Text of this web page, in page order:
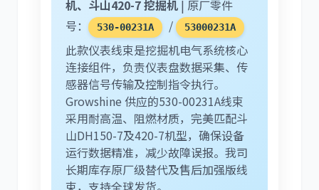
尼桑 依维柯
机、斗山420-7 挖掘机 | 原厂零件
号：
530-00231A / 53000231A
此款仪表线束是挖掘机电气系统核心
连接组件，负责仪表盘数据采集、传
感器信号传输及控制指令执行。
Growshine 供应的530-00231A线束
采用耐高温、阻燃材质，完美匹配斗
山DH150-7及420-7机型，确保设备
运行数据精准，减少故障误报。我司
长期库存原厂级替代及售后加强版线